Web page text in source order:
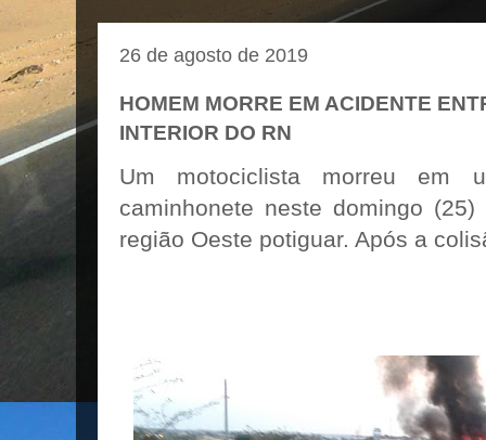
26 de agosto de 2019
HOMEM MORRE EM ACIDENTE
INTERIOR DO RN
Um motociclista morreu em
caminhonete neste domingo
região Oeste potiguar. Após a